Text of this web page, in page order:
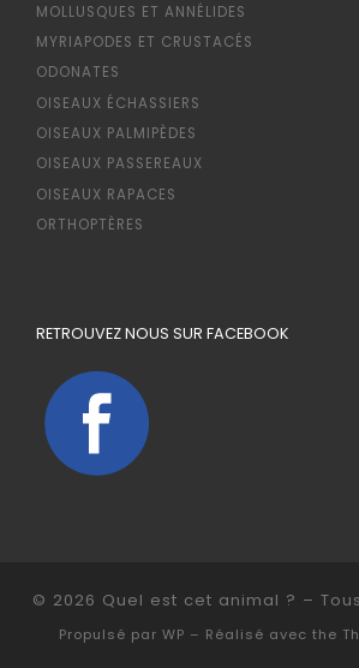
MOLLUSQUES ET ANNÉLIDES
MYRIAPODES ET CRUSTACÉS
ODONATES
OISEAUX ÉCHASSIERS
OISEAUX PALMIPÈDES
OISEAUX PASSEREAUX
OISEAUX RAPACES
ORTHOPTÈRES
RETROUVEZ NOUS SUR FACEBOOK
© 2026 Quel est cet animal ? –
Propulsé par WP – Réalisé avec the